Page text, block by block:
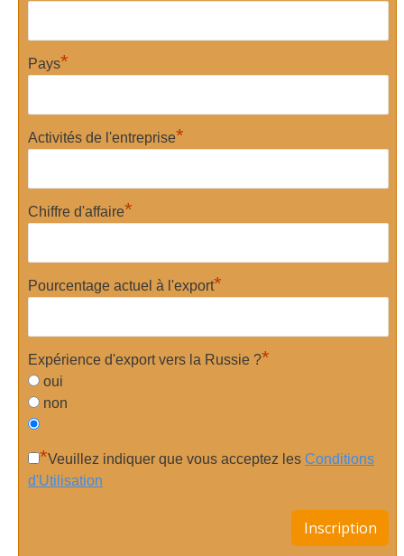
Pays*
Activités de l'entreprise*
Chiffre d'affaire*
Pourcentage actuel à l'export*
Expérience d'export vers la Russie ?*
oui
non
*Veuillez indiquer que vous acceptez les Conditions
d'Utilisation